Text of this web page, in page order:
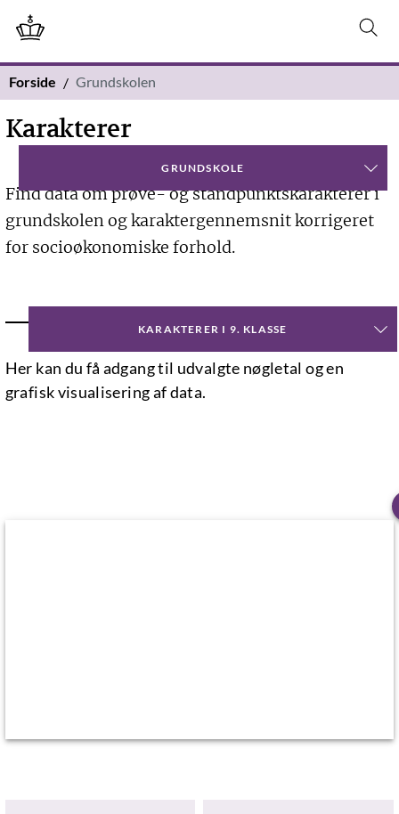
Forside Grundskolen
Karakterer
GRUNDSKOLE
Find data om prøve- og standpunktskarakterer i
grundskolen og karaktergennemsnit korrigeret
for socioøkonomiske forhold.
NØGLETAL
Her kan du få adgang til udvalgte nøgletal og en
grafisk visualisering af data.
KARAKTERER I 9. KLASSE